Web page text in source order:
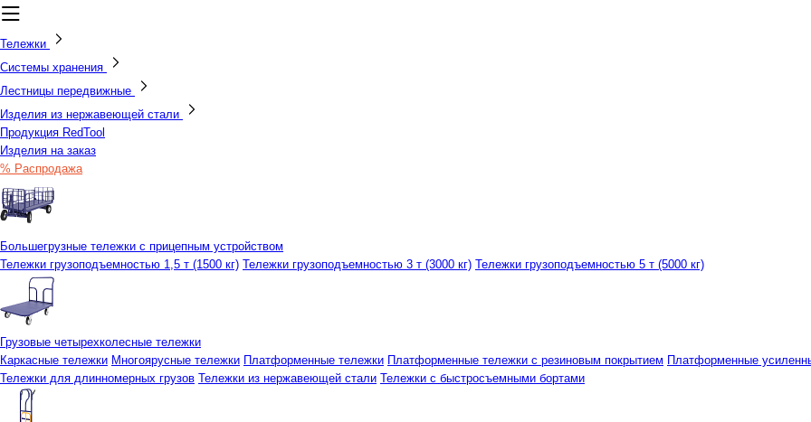
Тележки
Системы хранения
Лестницы передвижные
Изделия из нержавеющей стали
Продукция RedTool
Изделия на заказ
% Распродажа
Большегрузные тележки с прицепным устройством
Тележки грузоподъемностью 1,5 т (1500 кг) Тележки грузоподъемностью 3 т (3000 кг) Тележки грузоподъемностью 5 т (5000 кг)
Грузовые четырехколесные тележки
Каркасные тележки Многоярусные тележки Платформенные тележки Платформенные тележки с резиновым покрытием Платформенные
Тележки для длинномерных грузов Тележки из нержавеющей стали Тележки с быстросъемными бортами